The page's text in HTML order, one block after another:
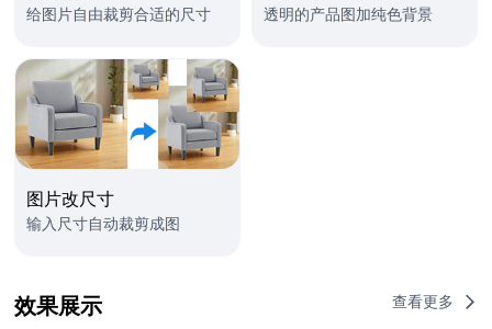
给图片自由裁剪合适的尺寸 透明的产品图加纯色背景
图片改尺寸
输入尺寸自动裁剪成图
效果展示 查看更多